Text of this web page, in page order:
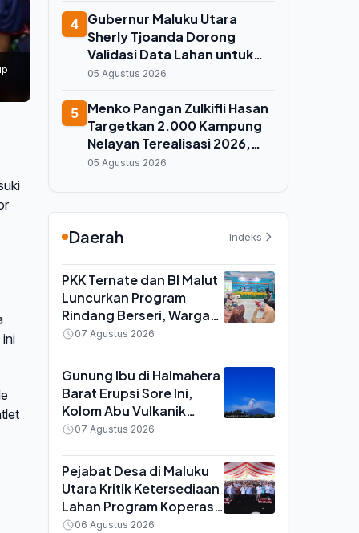
Melayang
4 Gubernur Maluku Utara
Sherly Tjoanda Dorong
Validasi Data Lahan untuk
Selamatkan Kuota Cetak
05 Agustus 2026
5 Menko Pangan Zulkifli Hasan
Targetkan 2.000 Kampung
Nelayan Terealisasi 2026,
Maluku Utara Jadi Prioritas
05 Agustus 2026
Daerah Indeks
PKK Ternate dan BI Malut
Luncurkan Program
Rindang Berseri, Warga
Didorong Tanam Cabai
Pekarangan
07 Agustus 2026
Gunung Ibu di Halmahera
Barat Erupsi Sore Ini,
Kolom Abu Vulkanik
Capai 600 Meter di Atas
07 Agustus 2026
Pejabat Desa di Maluku
Utara Kritik Ketersediaan
Lahan Program Koperasi
Merah Putih saat Seminar
06 Agustus 2026